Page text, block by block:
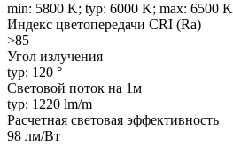
min: 5800 K; typ: 6000 K; max: 6500 K
Индекс цветопередачи CRI (Ra)
>85
Угол излучения
typ: 120 °
Световой поток на 1м
typ: 1220 lm/m
Расчетная световая эффективность
98 лм/Вт